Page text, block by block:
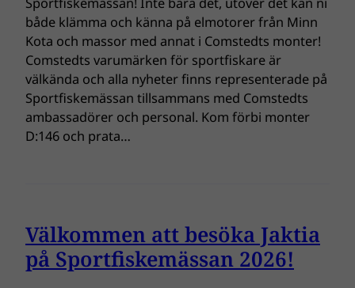
både klämma och känna på elmotorer från Minn
Kota och massor med annat i Comstedts monter!
Comstedts varumärken för sportfiskare är
välkända och alla nyheter finns representerade på
Sportfiskemässan tillsammans med Comstedts
ambassadörer och personal. Kom förbi monter
D:146 och prata…
Välkommen att besöka Jaktia
på Sportfiskemässan 2026!